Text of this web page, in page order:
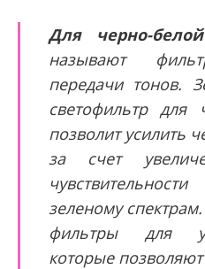
Для черно-
называют
передачи тонов.
светофильтр для
позволит усилить
за счет
зеленому
фильтры для
которые